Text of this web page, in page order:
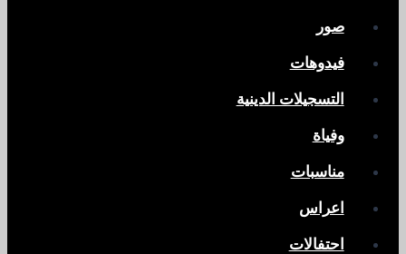
صور
فيدوهات
التسجيلات الدينية
وفياة
مناسبات
اعراس
احتفالات